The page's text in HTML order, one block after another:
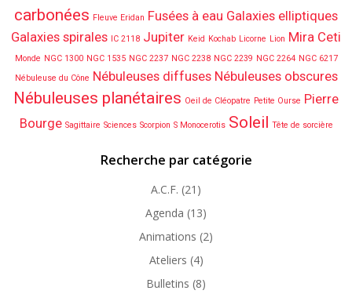
carbonées Fleuve Eridan Fusées à eau Galaxies elliptiques
Galaxies spirales IC 2118 Jupiter Keid Kochab Licorne Lion Mira Ceti
Monde NGC 1300 NGC 1535 NGC 2237 NGC 2238 NGC 2239 NGC 2264 NGC 6217
Nébuleuse du Cône Nébuleuses diffuses Nébuleuses obscures
Nébuleuses planétaires Oeil de Cléopatre Petite Ourse Pierre
Bourge Sagittaire Sciences Scorpion S Monocerotis Soleil Tête de sorcière
Recherche par catégorie
A.C.F. (21)
Agenda (13)
Animations (2)
Ateliers (4)
Bulletins (8)